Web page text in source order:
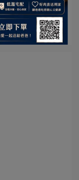
特的風味和優質